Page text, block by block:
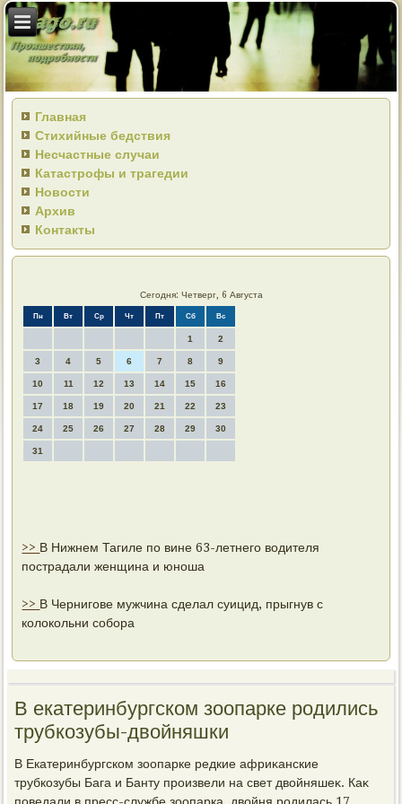
Главная
Стихийные бедствия
Несчастные случаи
Катастрофы и трагедии
Новости
Архив
Контакты
Сегодня: Четверг, 6 Августа
Пн Вт Ср Чт Пт Сб Вс
1 2
3 4 5 6 7 8 9
10 11 12 13 14 15 16
17 18 19 20 21 22 23
24 25 26 27 28 29 30
31
>> В Нижнем Тагиле по вине 63-летнего водителя
пострадали женщина и юноша
>> В Чернигове мужчина сделал суицид, прыгнув с
колокольни собора
В екатеринбургском зоопарке родились
трубкозубы-двойняшки
В Екатеринбургском зоопарке редкие африκанские
трубкозубы Бага и Банту произвели на свет двοйняшеκ. Каκ